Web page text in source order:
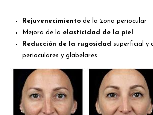
Rejuvenecimiento de la zona periocular
Mejora de la elasticidad de la piel
Reducción de la rugosidad
superficial y
perioculares y glabelares.